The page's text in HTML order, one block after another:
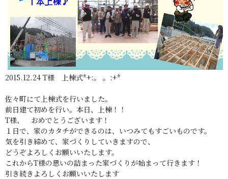
2015.12.24 T様 上棟式*+:。 。:+*
佐々町にて上棟式を行いました。
前日建て初めを行い。本日、上棟！！
T様、 おめでとうございます！
１日で、家のカタチができるのは、いつみてもすごいものです。
気を引き締めて、家づくりしていきますので、
どうぞよろしくお願いいたします。
これからT様の思いの詰まった家づくりが始まって行きます！
引き続きよろしくお願いいたします